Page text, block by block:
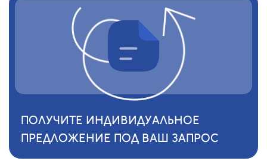
ПОЛУЧИТЕ ИНДИВИДУАЛЬНОЕ
ПРЕДЛОЖЕНИЕ ПОД ВАШ ЗАПРОС